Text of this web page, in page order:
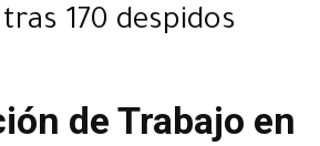
170 despidos
de Trabajo en